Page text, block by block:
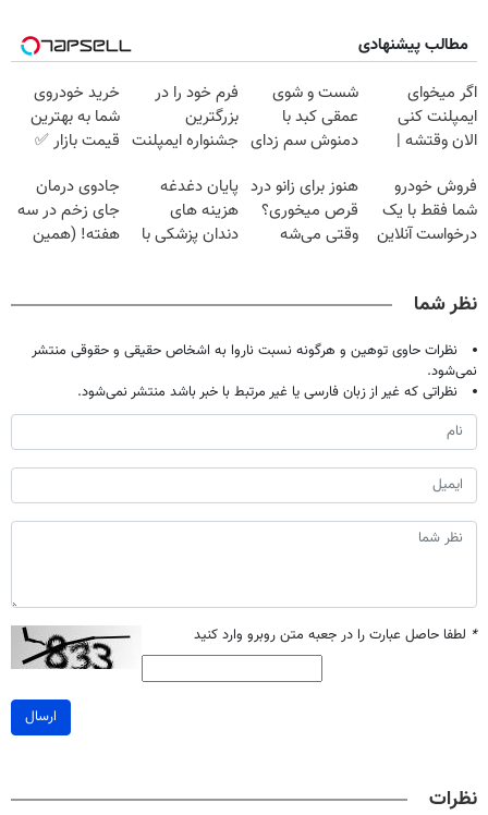
مطالب پیشنهادی
اگر میخوای
ایمپلنت کنی
الان وقتشه |
میلیون تومان!!!
شست و شوی
عمقی کبد با
دمنوش سم زدای
فرم خود را در
بزرگترین
جشنواره ایمپلنت
فقط ۲۵ میلیون
خرید خودروی
شما به بهترین
قیمت بازار ✅
فروش خودرو
شما فقط با یک
درخواست آنلاین
هنوز برای زانو درد
قرص میخوری؟
وقتی می‌شه
پایان دغدغه
هزینه های
دندان پزشکی با
جادوی درمان
جای زخم در سه
هفته! (همین
نظر شما
نظرات حاوی توهین و هرگونه نسبت ناروا به اشخاص حقیقی و حقوقی منتشر
نمی‌شود.
نظراتی که غیر از زبان فارسی یا غیر مرتبط با خبر باشد منتشر نمی‌شود.
* لطفا حاصل عبارت را در جعبه متن روبرو وارد کنید
ارسال
نظرات